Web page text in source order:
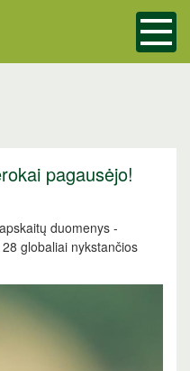
pagausėjo!
duomenys -
globaliai nykstančios